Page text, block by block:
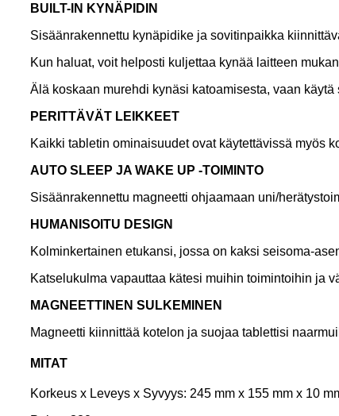
BUILT-IN KYNÄPIDIN
Sisäänrakennettu kynäpidike ja sovitinpaikka
Kun haluat, voit helposti kuljettaa kynää laitteen
Älä koskaan murehdi kynäsi katoamisesta, vaan
P ERITTÄVÄT LEIKKEET
Kaikki tabletin ominaisuudet ovat käytettävissä myös
AUTO SLEEP JA WAKE UP -TOIMINTO
Sisäänrakennettu magneetti ohjaamaan uni/
H UMANISOITU DESIGN
Kolminkertainen etukansi, jossa on kaksi seisoma-
Katselukulma vapauttaa kätesi muihin toimintoihin ja
MAGNEETTINEN SULKEMINEN
Magneetti kiinnittää kotelon ja suojaa tablettisi
MITAT
Korkeus x Leveys x Syvyys: 245 mm x 155 mm x 10